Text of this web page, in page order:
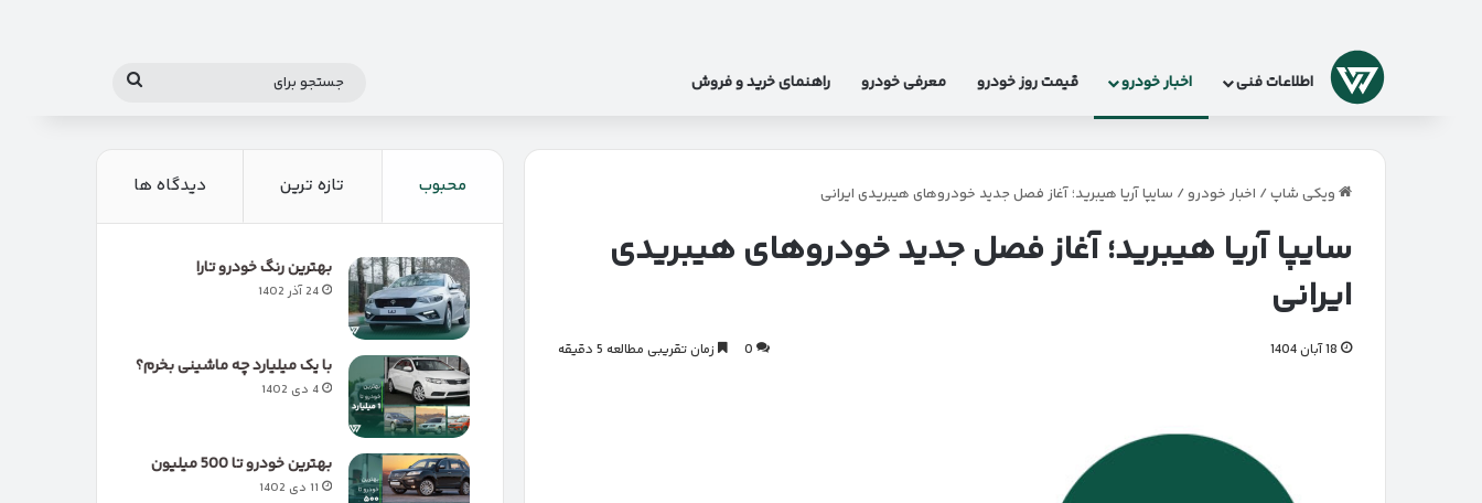
لوگو اطلاعات فنی اخبار خودرو قیمت روز خودرو معرفی خودرو راهنمای خرید و فروش
جستجو
ویکی شاپ/ اخبار خودرو/ سایپا آریا هیبرید؛ آغاز فصل جدید خودروهای هیبریدی ایرانی
سایپا آریا هیبرید؛ آغاز فصل جدید خودروهای هیبریدی
ایرانی
18 آبان 1404 0 زمان تقریبی مطالعه 5 دقیقه
محبوب تازه ترین دیدگاه ها
بهترین رنگ خودرو تارا
24 آذر 1402
با یک میلیارد چه ماشینی بخرم؟
4 دی 1402
بهترین خودرو تا 500 میلیون
11 دی 1402